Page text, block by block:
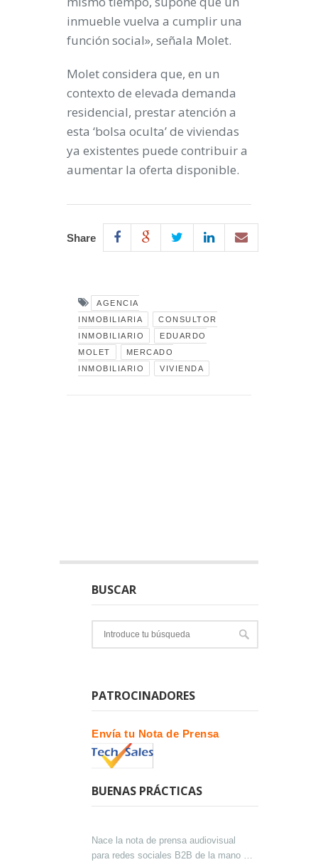
inmueble vuelva a cumplir una
función social», señala Molet.
Molet considera que, en un
contexto de elevada demanda
residencial, prestar atención a
esta ‘bolsa oculta’ de viviendas
ya existentes puede contribuir a
aumentar la oferta disponible.
Share
AGENCIA
INMOBILIARIA
CONSULTOR
INMOBILIARIO
EDUARDO
MOLET
MERCADO
INMOBILIARIO
VIVIENDA
BUSCAR
PATROCINADORES
Envía tu Nota de Prensa
BUENAS PRÁCTICAS
Nace la nota de prensa audiovisual
para redes sociales B2B de la mano de